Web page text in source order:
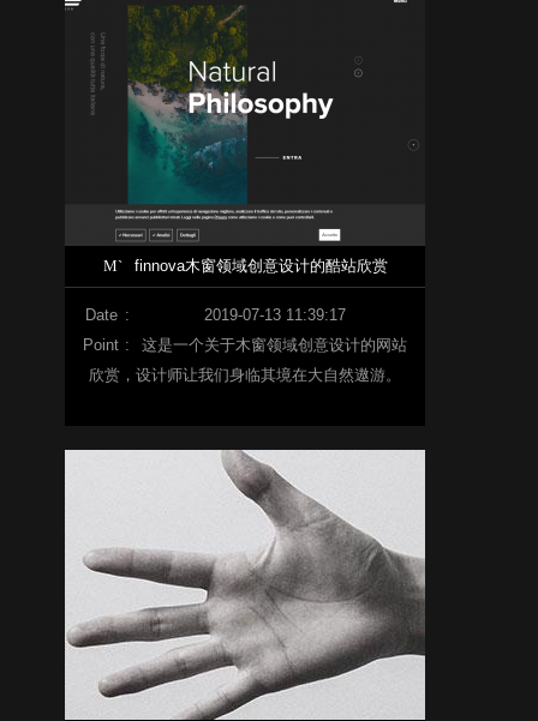
M` finnova木窗领域创意设计的酷站欣赏
Date :
2019-07-13 11:39:17
Point :
这是一个关于木窗领域创意设计的网站
欣赏，设计师让我们身临其境在大自然遨游。